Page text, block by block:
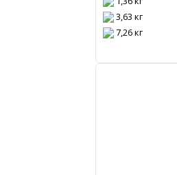
3,63 кг
7,26 кг